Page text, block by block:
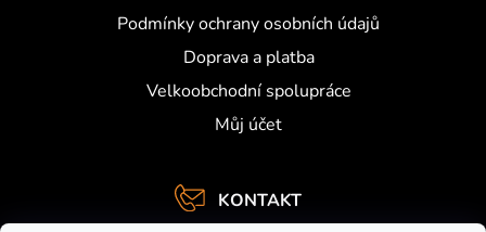
Podmínky ochrany osobních údajů
Doprava a platba
Velkoobchodní spolupráce
Můj účet
KONTAKT